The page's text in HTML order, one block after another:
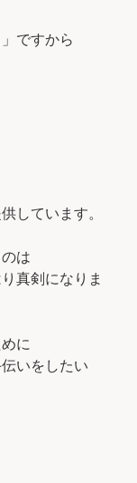
ですから
しています。
は
真剣になりま
に
いをしたい